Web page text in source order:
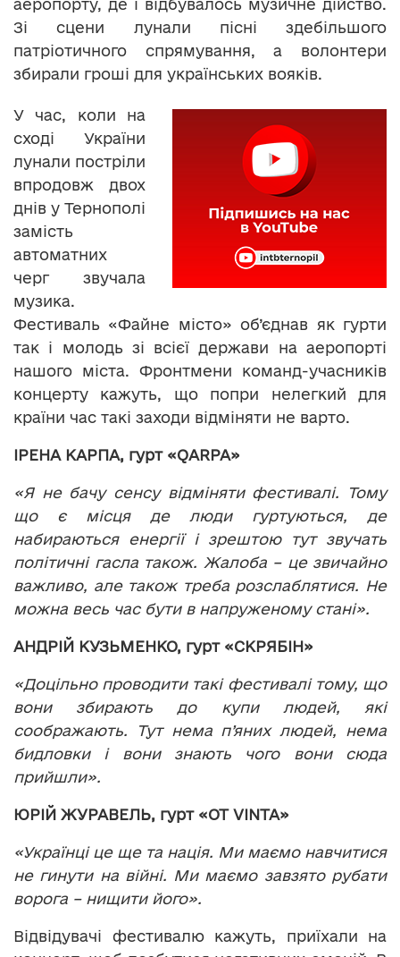
аеропорту, де і відбувалось музичне дійство.
Зі сцени лунали пісні здебільшого
патріотичного спрямування, а волонтери
збирали гроші для українських вояків.
У час, коли на
сході України
лунали постріли
впродовж двох
днів у Тернополі
замість
автоматних
черг звучала
музика.
Фестиваль «Файне місто» об’єднав як гурти
так і молодь зі всієї держави на аеропорті
нашого міста. Фронтмени команд-учасників
концерту кажуть, що попри нелегкий для
країни час такі заходи відміняти не варто.
ІРЕНА КАРПА, гурт «QARPA»
«Я не бачу сенсу відміняти фестивалі. Тому
що є місця де люди гуртуються, де
набираються енергії і зрештою тут звучать
політичні гасла також. Жалоба – це звичайно
важливо, але також треба розслаблятися. Не
можна весь час бути в напруженому стані».
АНДРІЙ КУЗЬМЕНКО, гурт «СКРЯБІН»
«Доцільно проводити такі фестивалі тому, що
вони збирають до купи людей, які
соображають. Тут нема п’яних людей, нема
бидловки і вони знають чого вони сюда
прийшли».
ЮРІЙ ЖУРАВЕЛЬ, гурт «OT VINTA»
«Українці це ще та нація. Ми маємо навчитися
не гинути на війні. Ми маємо завзято рубати
ворога – нищити його».
Відвідувачі фестивалю кажуть, приїхали на